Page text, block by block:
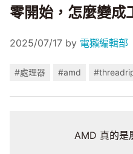
零開始，怎麼變成
2025/07/17 by 電獺編輯部
#處理器 #amd
AMD 真的是